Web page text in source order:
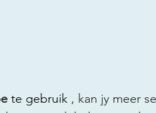
te gebruik , kan jy meer